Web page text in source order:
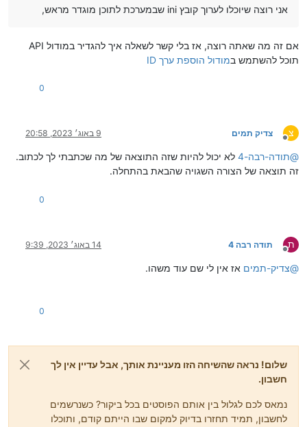
אני רוצה שיוכלו לערוך קובץ ini שבמערכת לתוכן מוגדר מראש,
אם זה מה שאתה רוצה, אז בלי קשר לשאלה איך להגדיר במודול API
תוכל להשתמש במודול הוספת ערך ID
0
צ
מנותק
צדיק תמים 9 באוג׳ 2023, 20:58
@תודה-רבה-4
לא יכול להיות שזה התוצאה של מה שכתבתי לך לכתוב.
זה תוצאה של הצורה השגויה שהבאת בהתחלה.
0
ת
מנותק
תודה רבה 4 14 באוג׳ 2023, 9:39
@צדיק-תמים אז אין לי שם עוד משהו.
0
שלום! נראה שהשיחה הזו מעניינת אותך, אבל עדיין אין לך
חשבון.
נמאס לכם לגלול בין אותם הפוסטים בכל ביקור? כשנרשמים
לחשבון, תמיד תחזרו בדיוק למקום שבו הייתם קודם, ותוכלו